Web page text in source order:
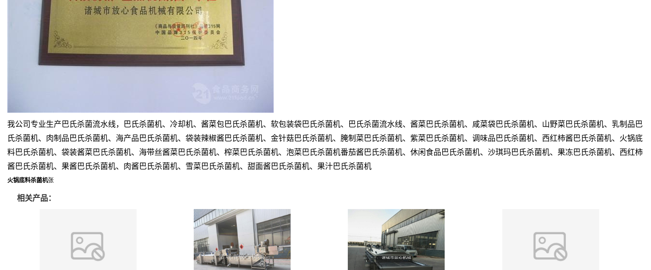
我公司专业生产 巴氏杀菌流水线，巴氏杀菌机、冷却机、酱菜包巴氏杀菌机、 软包装袋巴氏杀菌机、巴氏杀菌流水线、酱菜巴氏杀菌机、 咸菜袋巴氏杀菌机、山野菜巴氏杀菌机、 乳制品巴
氏杀菌机、肉制品巴氏杀菌机、海产品巴氏杀菌机、袋装辣椒酱巴氏杀菌机、 金针菇巴氏杀菌机、腌制菜巴氏杀菌机、紫菜巴氏杀菌机、调味品巴氏杀菌机、 西红柿酱巴氏杀菌机、火锅底
料巴氏杀菌机、袋装酱菜巴氏杀菌机、海带丝酱菜巴氏杀菌机、 榨菜巴氏杀菌机、泡菜巴氏杀菌机番茄酱巴氏杀菌机、休闲食品巴氏杀菌机、沙琪玛巴氏杀菌机、 果冻巴氏杀菌机、西红柿
酱巴氏杀菌机、果酱巴氏杀菌机、肉酱巴氏杀菌机、 雪菜巴氏杀菌机、甜面酱巴氏杀菌机、果汁巴氏杀菌机
火锅底料杀菌机张
相关产品：